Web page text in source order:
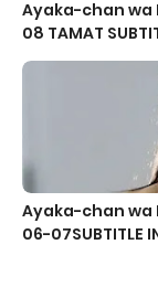
Ayaka-chan wa
08 TAMAT
Ayaka-chan wa
06-07SUBTITLE